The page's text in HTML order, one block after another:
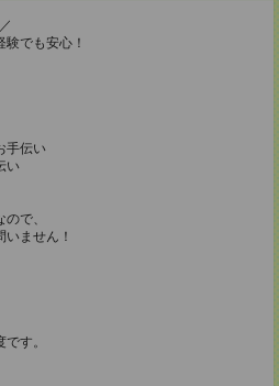
でも安心！
手伝い
い
で、
ません！
す。